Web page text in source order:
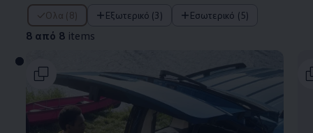
Όλα (8) Εξωτερικό (3) Εσωτερικό (5)
8 από 8 items
8 από 8 items